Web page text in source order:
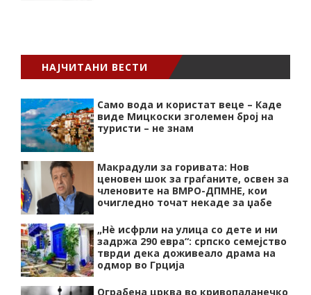
НАЈЧИТАНИ ВЕСТИ
Само вода и користат веце – Каде
виде Мицкоски зголемен број на
туристи – не знам
Макрадули за горивата: Нов
ценовен шок за граѓаните, освен за
членовите на ВМРО-ДПМНЕ, кои
очигледно точат некаде за џабе
„Нѐ исфрли на улица со дете и ни
задржа 290 евра“: српско семејство
тврди дека доживеало драма на
одмор во Грција
Ограбена црква во кривопаланечко